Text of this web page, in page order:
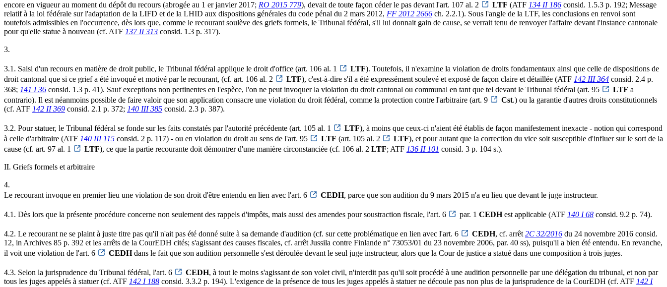
encore en vigueur au moment du dépôt du recours (abrogée au 1 er janvier 2017; RO 2015 779), devait de toute façon céder le pas devant l'art. 107 al. 2 LTF (ATF 134 II 186 consid. 1.5.3 p. 192; Message
relatif à la loi fédérale sur l'adaptation de la LIFD et de la LHID aux dispositions générales du code pénal du 2 mars 2012, FF 2012 2666 ch. 2.2.1). Sous l'angle de la LTF, les conclusions en renvoi sont
toutefois admissibles en l'occurrence, dès lors que, comme le recourant soulève des griefs formels, le Tribunal fédéral, s'il lui donnait gain de cause, se verrait tenu de renvoyer l'affaire devant l'instance cantonale
pour qu'elle statue à nouveau (cf. ATF 137 II 313 consid. 1.3 p. 317).
3.
3.1. Saisi d'un recours en matière de droit public, le Tribunal fédéral applique le droit d'office (art. 106 al. 1 LTF). Toutefois, il n'examine la violation de droits fondamentaux ainsi que celle de dispositions de
droit cantonal que si ce grief a été invoqué et motivé par le recourant, (cf. art. 106 al. 2
LTF), c'est-à-dire s'il a été expressément soulevé et exposé de façon claire et détaillée (ATF 142 III 364 consid. 2.4 p.
368; 141 I 36 consid. 1.3 p. 41). Sauf exceptions non pertinentes en l'espèce, l'on ne peut invoquer la violation du droit cantonal ou communal en tant que tel devant le Tribunal fédéral (art. 95 LTF a
contrario). Il est néanmoins possible de faire valoir que son application consacre une violation du droit fédéral, comme la protection contre l'arbitraire (art. 9
Cst.) ou la garantie d'autres droits constitutionnels
(cf. ATF 142 II 369 consid. 2.1 p. 372; 140 III 385 consid. 2.3 p. 387).
3.2. Pour statuer, le Tribunal fédéral se fonde sur les faits constatés par l'autorité précédente (art. 105 al. 1 LTF), à moins que ceux-ci n'aient été établis de façon manifestement inexacte - notion qui correspond
à celle d'arbitraire (ATF 140 III 115 consid. 2 p. 117) - ou en violation du droit au sens de l'art. 95 LTF (art. 105 al. 2 LTF), et pour autant que la correction du vice soit susceptible d'influer sur le sort de la
cause (cf. art. 97 al. 1
LTF), ce que la partie recourante doit démontrer d'une manière circonstanciée (cf. 106 al. 2 LTF; ATF 136 II 101 consid. 3 p. 104 s.).
II. Griefs formels et arbitraire
4.
Le recourant invoque en premier lieu une violation de son droit d'être entendu en lien avec l'art. 6
CEDH, parce que son audition du 9 mars 2015 n'a eu lieu que devant le juge instructeur.
4.1. Dès lors que la présente procédure concerne non seulement des rappels d'impôts, mais aussi des amendes pour soustraction fiscale, l'art. 6 par. 1 CEDHest applicable (ATF 140 I 68 consid. 9.2 p. 74).
4.2. Le recourant ne se plaint à juste titre pas qu'il n'ait pas été donné suite à sa demande d'audition (cf. sur cette problématique en lien avec l'art. 6 CEDH, cf. arrêt 2C 32/2016 du 24 novembre 2016 consid.
12, in Archives 85 p. 392 et les arrêts de la CourEDH cités; s'agissant des causes fiscales, cf. arrêt Jussila contre Finlande n° 73053/01 du 23 novembre 2006, par. 40 ss), puisqu'il a bien été entendu. En revanche,
il voit une violation de l'art. 6
CEDHdans le fait que son audition personnelle s'est déroulée devant le seul juge instructeur, alors que la Cour de justice a statué dans une composition à trois juges.
4.3. Selon la jurisprudence du Tribunal fédéral, l'art. 6 CEDH, à tout le moins s'agissant de son volet civil, n'interdit pas qu'il soit procédé à une audition personnelle par une délégation du tribunal, et non par
tous les juges appelés à statuer (cf. ATF 142 I 188 consid. 3.3.2 p. 194). L'exigence de la présence de tous les juges appelés à statuer ne découle pas non plus de la jurisprudence de la CourEDH (cf. ATF 142 I